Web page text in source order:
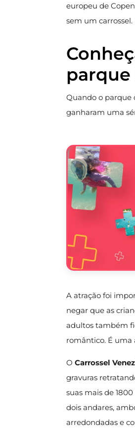
europeu de
sem um
Quando o parque
ganharam uma
A atração foi
negar que as
adultos também
romântico. É uma
OCarrossel
gravuras
suas mais de
dois andares,
arredondadas e